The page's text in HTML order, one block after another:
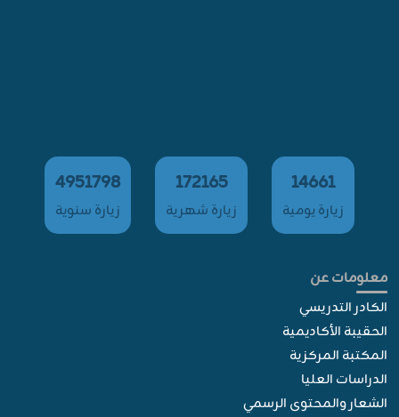
14661
زيارة يومية
172165
زيارة شهرية
4951798
زيارة سنوية
معلومات عن
الكادر التدريسي
الحقيبة الأكاديمية
المكتبة المركزية
الدراسات العليا
الشعار والمحتوى الرسمي